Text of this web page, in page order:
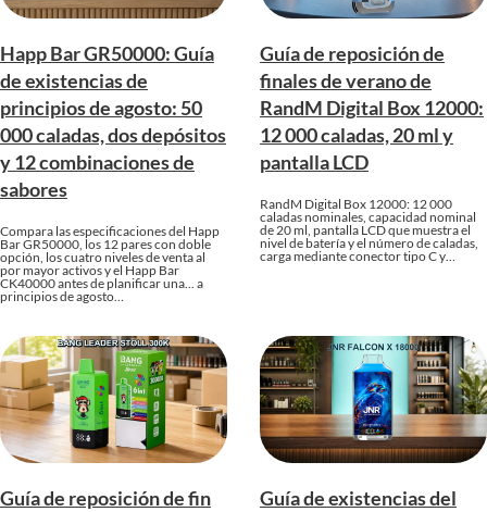
Happ Bar GR50000: Guía
de existencias de
principios de agosto: 50
000 caladas, dos depósitos
y 12 combinaciones de
sabores
Compara las especificaciones del Happ
Bar GR50000, los 12 pares con doble
opción, los cuatro niveles de venta al
por mayor activos y el Happ Bar
CK40000 antes de planificar una... a
principios de agosto…
Guía de reposición de
finales de verano de
RandM Digital Box 12000:
12 000 caladas, 20 ml y
pantalla LCD
RandM Digital Box 12000: 12 000
caladas nominales, capacidad nominal
de 20 ml, pantalla LCD que muestra el
nivel de batería y el número de caladas,
carga mediante conector tipo C y…
Guía de reposición de fin
Guía de existencias del